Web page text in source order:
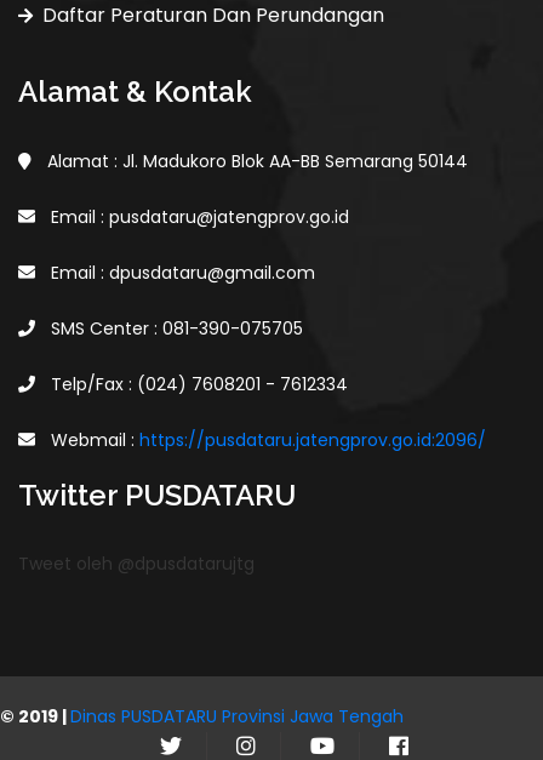
Daftar Peraturan Dan Perundangan
Alamat & Kontak
Alamat : Jl. Madukoro Blok AA-BB Semarang 50144
Email : pusdataru@jatengprov.go.id
Email : dpusdataru@gmail.com
SMS Center : 081-390-075705
Telp/Fax : (024) 7608201 - 7612334
Webmail : https://pusdataru.jatengprov.go.id:2096/
Twitter PUSDATARU
Tweet oleh @dpusdatarujtg
© 2019 |Dinas PUSDATARU Provinsi Jawa Tengah